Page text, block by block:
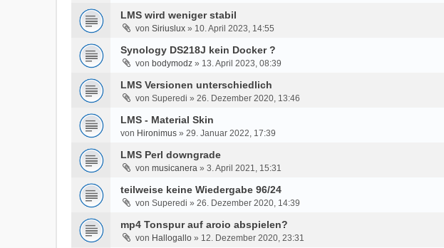
LMS wird weniger stabil
vonSiriuslux » 10. April 2023, 14:55
Synology DS218J kein Docker ?
von bodymodz » 13. April 2023, 08:39
LMS Versionen unterschiedlich
vonSuperedi »26. Dezember 2020, 13:46
LMS - Material Skin
von Hironimus »29. Januar 2022, 17:39
LMS Perl downgrade
vonmusicanera »3. April 2021, 15:31
teilweise keine Wiedergabe 96/24
vonSuperedi »26. Dezember 2020, 14:39
mp4 Tonspur auf aroio abspielen?
von Hallogallo » 12. Dezember 2020, 23:31